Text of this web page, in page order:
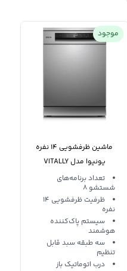
موجود
ماشین ظرفشویی 14 نفره
یونیوا مدل VITALLY
تعداد برنامه‌های
شستشو 8
ظرفیت ظرفشویی 14
نفره
سیستم پاک‌کننده
هوشمند
سه طبقه سبد قابل
تنظیم
درب اتوماتیک باز